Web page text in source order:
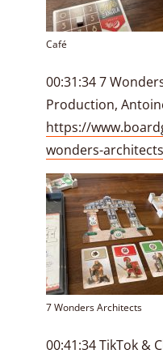
Café
00:31:34 7
Production,
https://
wonders-architects
7 Wonders Architects
00:41:34 TikTok &